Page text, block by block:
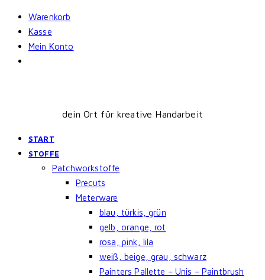
Skip
content
Warenkorb
Kasse
Mein Konto
dein Ort für kreative Handarbeit
START
STOFFE
Patchworkstoffe
Precuts
Meterware
blau, türkis, grün
gelb, orange, rot
rosa, pink, lila
weiß, beige, grau, schwarz
Painters Pallette – Unis – Paintbrush